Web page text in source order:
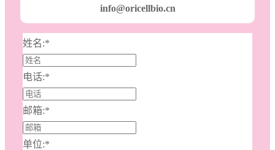
info@oricellbio.cn
姓名:*
电话:*
邮箱:*
单位:*